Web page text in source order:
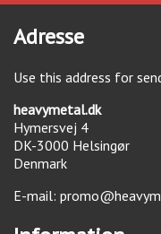
Adresse
Use this address for
heavymetal.dk
Hymersvej 4
DK-3000 Helsingør
Denmark
E-mail: